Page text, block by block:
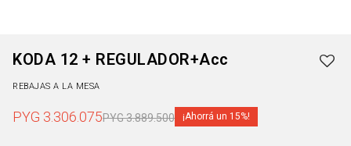
KODA 12 + REGULADOR+Acc
REBAJAS A LA MESA
PYG 3.306.075PYG3.889.500 15